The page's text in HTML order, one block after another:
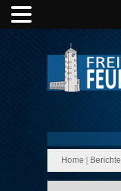
Home Berichte